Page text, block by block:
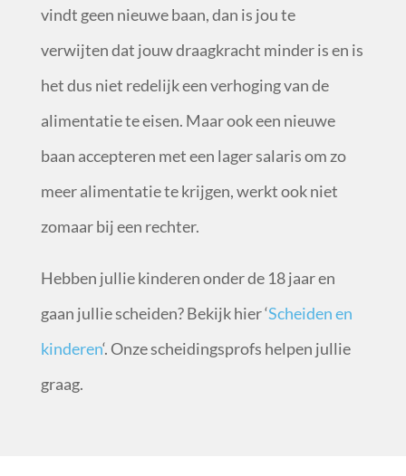
vindt geen nieuwe baan, dan is jou te
verwijten dat jouw draagkracht minder is en is
het dus niet redelijk een verhoging van de
alimentatie te eisen. Maar ook een nieuwe
baan accepteren met een lager salaris om zo
meer alimentatie te krijgen, werkt ook niet
zomaar bij een rechter.
Hebben jullie kinderen onder de 18 jaar en
gaan jullie scheiden? Bekijk hier ‘Scheiden en
kinderen‘. Onze scheidingsprofs helpen jullie
graag.